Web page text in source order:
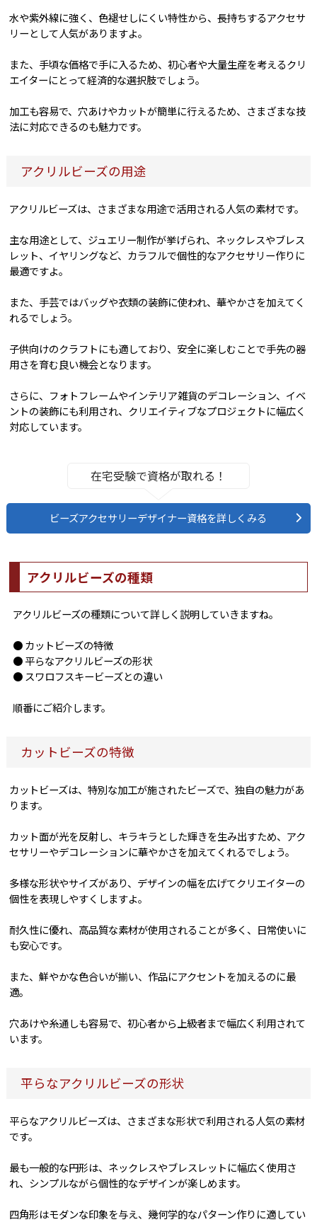
水や紫外線に強く、色褪せしにくい特性から、長持ちするアクセサ
リーとして人気がありますよ。
また、手頃な価格で手に入るため、初心者や大量生産を考えるクリ
エイターにとって経済的な選択肢でしょう。
加工も容易で、穴あけやカットが簡単に行えるため、さまざまな技
法に対応できるのも魅力です。
アクリルビーズの用途
アクリルビーズは、さまざまな用途で活用される人気の素材です。
主な用途として、ジュエリー制作が挙げられ、ネックレスやブレス
レット、イヤリングなど、カラフルで個性的なアクセサリー作りに
最適ですよ。
また、手芸ではバッグや衣類の装飾に使われ、華やかさを加えてく
れるでしょう。
子供向けのクラフトにも適しており、安全に楽しむことで手先の器
用さを育む良い機会となります。
さらに、フォトフレームやインテリア雑貨のデコレーション、イベ
ントの装飾にも利用され、クリエイティブなプロジェクトに幅広く
対応しています。
在宅受験で資格が取れる！
ビーズアクセサリーデザイナー資格を詳しくみる
アクリルビーズの種類
アクリルビーズの種類について詳しく説明していきますね。
● カットビーズの特徴
● 平らなアクリルビーズの形状
● スワロフスキービーズとの違い
順番にご紹介します。
カットビーズの特徴
カットビーズは、特別な加工が施されたビーズで、独自の魅力があ
ります。
カット面が光を反射し、キラキラとした輝きを生み出すため、アク
セサリーやデコレーションに華やかさを加えてくれるでしょう。
多様な形状やサイズがあり、デザインの幅を広げてクリエイターの
個性を表現しやすくしますよ。
耐久性に優れ、高品質な素材が使用されることが多く、日常使いに
も安心です。
また、鮮やかな色合いが揃い、作品にアクセントを加えるのに最
適。
穴あけや糸通しも容易で、初心者から上級者まで幅広く利用されて
います。
平らなアクリルビーズの形状
平らなアクリルビーズは、さまざまな形状で利用される人気の素材
です。
最も一般的な円形は、ネックレスやブレスレットに幅広く使用さ
れ、シンプルながら個性的なデザインが楽しめます。
四角形はモダンな印象を与え、幾何学的なパターン作りに適してい